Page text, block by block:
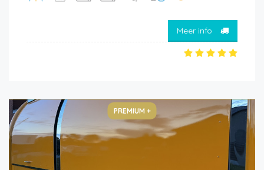
Meer info
PREMIUM +